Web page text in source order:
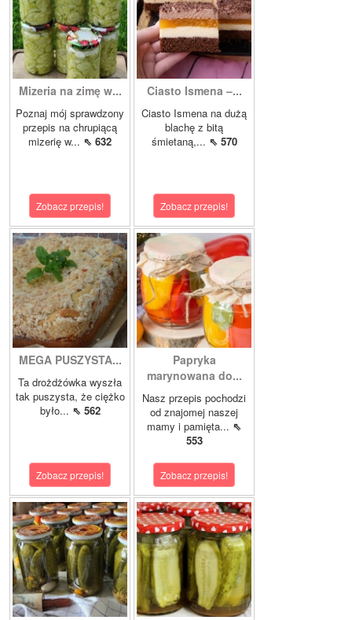
Mizeria na zimę w...
Poznaj mój sprawdzony
przepis na chrupiącą
mizerię w... ⇖ 632
Zobacz przepis!
Ciasto Ismena –...
Ciasto Ismena na dużą
blachę z bitą
śmietaną,... ⇖ 570
Zobacz przepis!
MEGA PUSZYSTA...
Ta drożdżówka wyszła
tak puszysta, że ciężko
było... ⇖ 562
Zobacz przepis!
Papryka
marynowana do...
Nasz przepis pochodzi
od znajomej naszej
mamy i pamięta... ⇖
553
Zobacz przepis!